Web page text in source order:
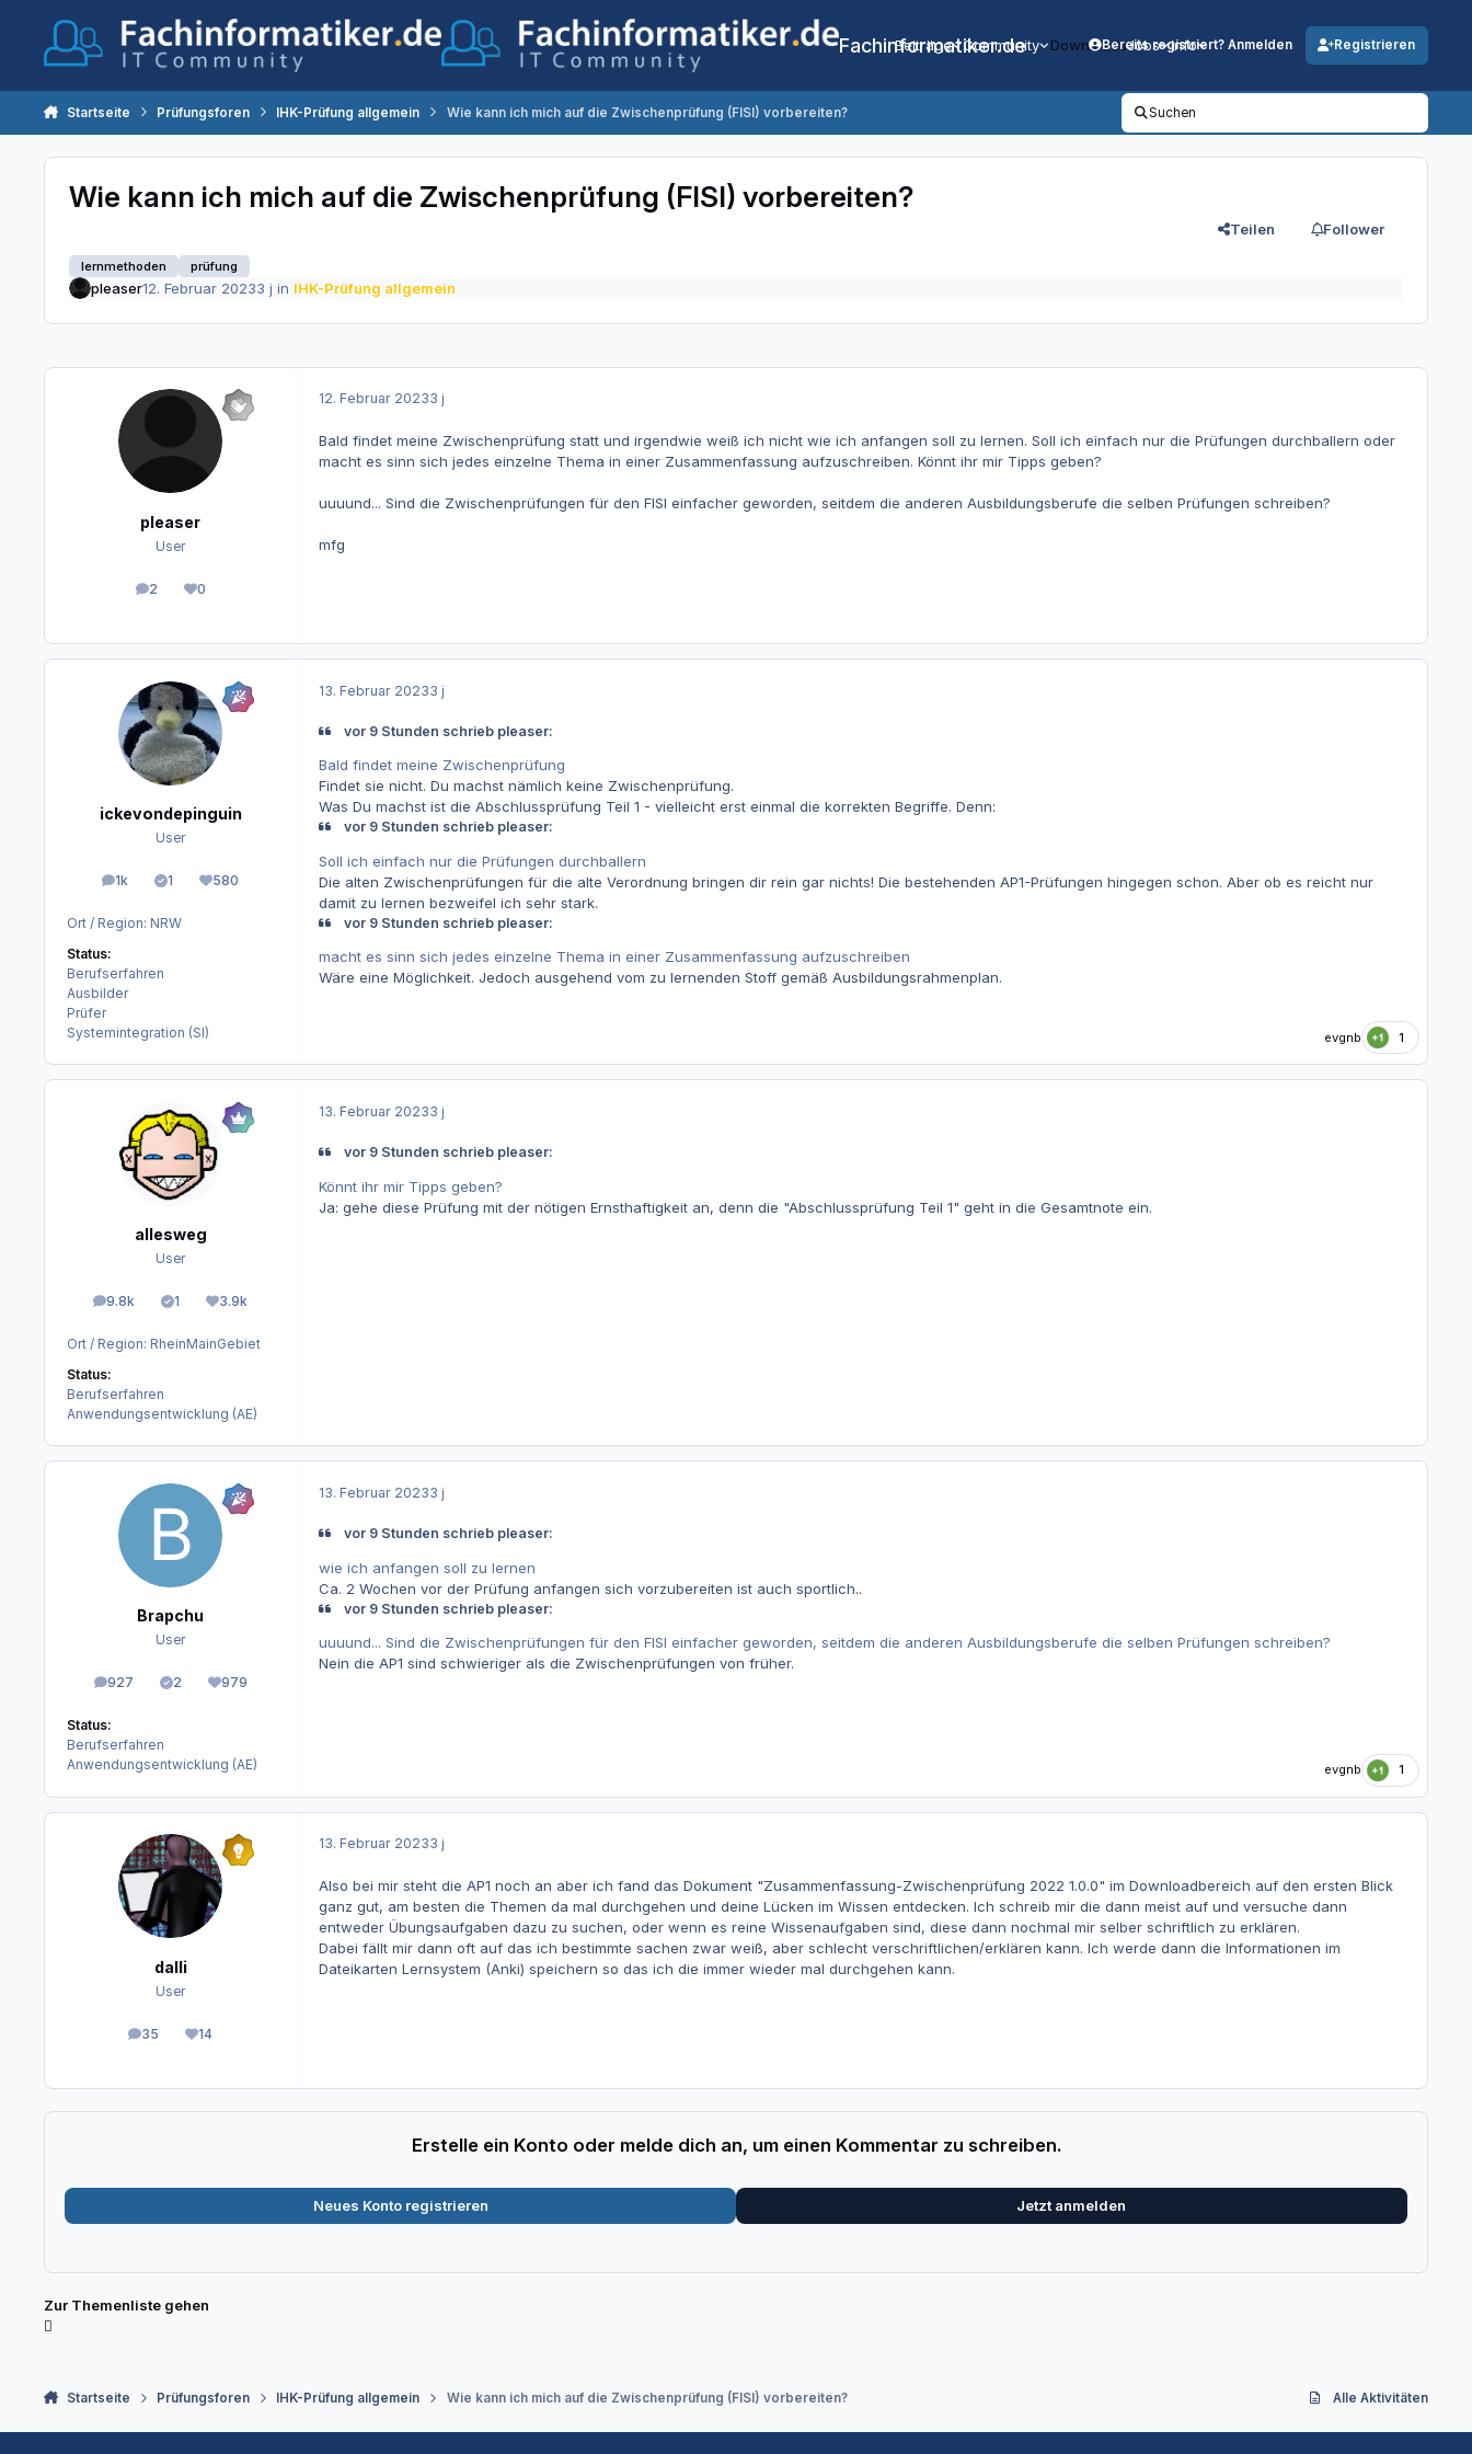
Fachinformatiker.de
Beiträge Community DownloadsJobs Info
Bereits registriert? Anmelden Registrieren
Startseite Prüfungsforen IHK-Prüfung allgemein Wie kann ich mich auf die Zwischenprüfung (FISI) vorbereiten? Suchen
Wie kann ich mich auf die Zwischenprüfung (FISI) vorbereiten?
lernmethoden prüfung
Teilen Follower
pleaser12. Februar 20233 j in IHK-Prüfung allgemein
pleaser
User
2
Beiträge0
Reputation
12. Februar 20233 j
Bald findet meine Zwischenprüfung statt und irgendwie weiß ich nicht wie ich anfangen soll zu lernen. Soll ich einfach nur die Prüfungen durchballern oder
macht es sinn sich jedes einzelne Thema in einer Zusammenfassung aufzuschreiben. Könnt ihr mir Tipps geben?
uuuund... Sind die Zwischenprüfungen für den FISI einfacher geworden, seitdem die anderen Ausbildungsberufe die selben Prüfungen schreiben?
mfg
ickevondepinguin
User
1k
Beiträge1
Lösungen580
Reputation
Ort / Region: NRW
Status:
Berufserfahren
Ausbilder
Prüfer
Systemintegration (SI)
13. Februar 20233 j
vor 9 Stunden schrieb pleaser:
Bald findet meine Zwischenprüfung
Findet sie nicht. Du machst nämlich keine Zwischenprüfung.
Was Du machst ist die Abschlussprüfung Teil 1 - vielleicht erst einmal die korrekten Begriffe. Denn:
vor 9 Stunden schrieb pleaser:
Soll ich einfach nur die Prüfungen durchballern
Die alten Zwischenprüfungen für die alte Verordnung bringen dir rein gar nichts! Die bestehenden AP1-Prüfungen hingegen schon. Aber ob es reicht nur
damit zu lernen bezweifel ich sehr stark.
vor 9 Stunden schrieb pleaser:
macht es sinn sich jedes einzelne Thema in einer Zusammenfassung aufzuschreiben
Wäre eine Möglichkeit. Jedoch ausgehend vom zu lernenden Stoff gemäß Ausbildungsrahmenplan.
evgnb 1
allesweg
User
9.8k
Beiträge 1
Lösungen3.9k
Reputation
Ort / Region: RheinMainGebiet
Status:
Berufserfahren
Anwendungsentwicklung (AE)
13. Februar 20233 j
vor 9 Stunden schrieb pleaser:
Könnt ihr mir Tipps geben?
Ja: gehe diese Prüfung mit der nötigen Ernsthaftigkeit an, denn die "Abschlussprüfung Teil 1" geht in die Gesamtnote ein.
Brapchu
User
927
Beiträge 2
Lösungen979
Reputation
Status:
Berufserfahren
Anwendungsentwicklung (AE)
13. Februar 20233 j
vor 9 Stunden schrieb pleaser:
wie ich anfangen soll zu lernen
Ca. 2 Wochen vor der Prüfung anfangen sich vorzubereiten ist auch sportlich..
vor 9 Stunden schrieb pleaser:
uuuund... Sind die Zwischenprüfungen für den FISI einfacher geworden, seitdem die anderen Ausbildungsberufe die selben Prüfungen schreiben?
Nein die AP1 sind schwieriger als die Zwischenprüfungen von früher.
evgnb 1
dalli
User
35
Beiträge14
Reputation
13. Februar 20233 j
Also bei mir steht die AP1 noch an aber ich fand das Dokument "Zusammenfassung-Zwischenprüfung 2022 1.0.0" im Downloadbereich auf den ersten Blick
ganz gut, am besten die Themen da mal durchgehen und deine Lücken im Wissen entdecken. Ich schreib mir die dann meist auf und versuche dann
entweder Übungsaufgaben dazu zu suchen, oder wenn es reine Wissenaufgaben sind, diese dann nochmal mir selber schriftlich zu erklären.
Dabei fällt mir dann oft auf das ich bestimmte sachen zwar weiß, aber schlecht verschriftlichen/erklären kann. Ich werde dann die Informationen im
Dateikarten Lernsystem (Anki) speichern so das ich die immer wieder mal durchgehen kann.
Erstelle ein Konto oder melde dich an, um einen Kommentar zu schreiben.
Neues Konto registrieren Jetzt anmelden
Zur Themenliste gehen
Startseite Prüfungsforen IHK-Prüfung allgemein Wie kann ich mich auf die Zwischenprüfung (FISI) vorbereiten? Alle Aktivitäten